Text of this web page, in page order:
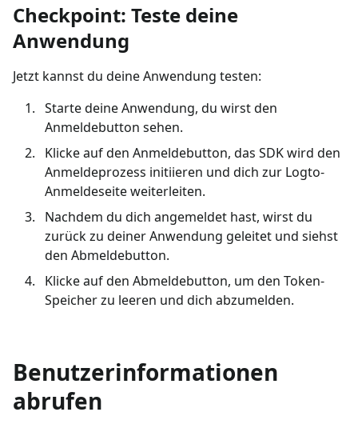
Checkpoint: Teste deine
Anwendung
Jetzt kannst du deine Anwendung testen:
Starte deine Anwendung, du wirst den
Anmeldebutton sehen.
Klicke auf den Anmeldebutton, das SDK wird den
Anmeldeprozess initiieren und dich zur Logto-
Anmeldeseite weiterleiten.
Nachdem du dich angemeldet hast, wirst du
zurück zu deiner Anwendung geleitet und siehst
den Abmeldebutton.
Klicke auf den Abmeldebutton, um den Token-
Speicher zu leeren und dich abzumelden.
Benutzerinformationen
abrufen